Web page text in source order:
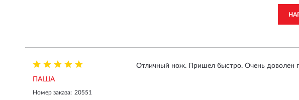
ПАША
Номер заказа: 20551
Отличный нож. Пришел быстро. Очень доволен